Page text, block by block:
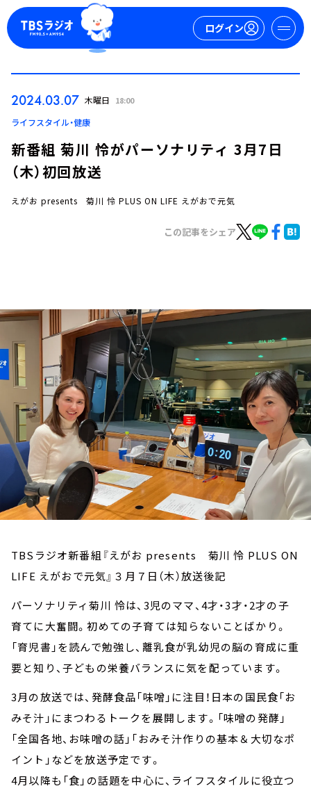
ログイン
ログイン
お知らせ
イベント・グッズ
YouTube
会社情報
2024.03.07 木曜日 18:00
ライフスタイル・健康
新番組 菊川 怜がパーソナリティ 3月7日
（木）初回放送
えがお presents 菊川 怜 PLUS ON LIFE えがおで元気
この記事をシェア
TBSラジオ新番組『えがお presents 菊川 怜 PLUS ON
LIFE えがおで元気』３月７日（木）放送後記
パーソナリティ菊川 怜は、3児のママ、4才・3才・2才の子
育てに大奮闘。初めての子育ては知らないことばかり。
「育児書」を読んで勉強し、離乳食が乳幼児の脳の育成に重
要と知り、子どもの栄養バランスに気を配っています。
3月の放送では、発酵食品「味噌」に注目！日本の国民食「お
みそ汁」にまつわるトークを展開します。「味噌の発酵」
「全国各地、お味噌の話」「おみそ汁作りの基本＆大切なポ
イント」などを放送予定です。
4月以降も「食」の話題を中心に、ライフスタイルに役立つ